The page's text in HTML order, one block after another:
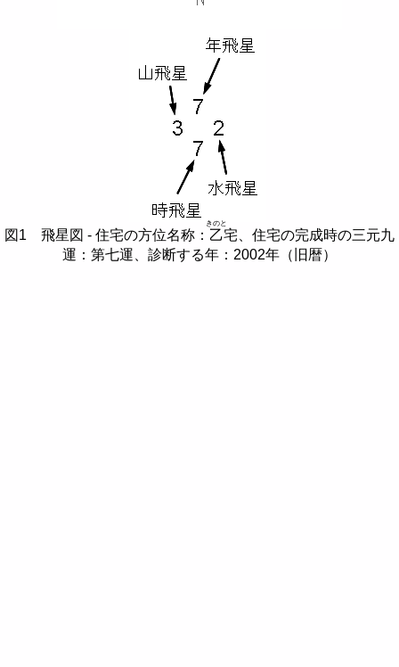
図1 飛星図 - 住宅の方位名称： 乙
きのと
宅、住宅の完成時の三元九
運：第七運、診断する年：2002年（旧暦）